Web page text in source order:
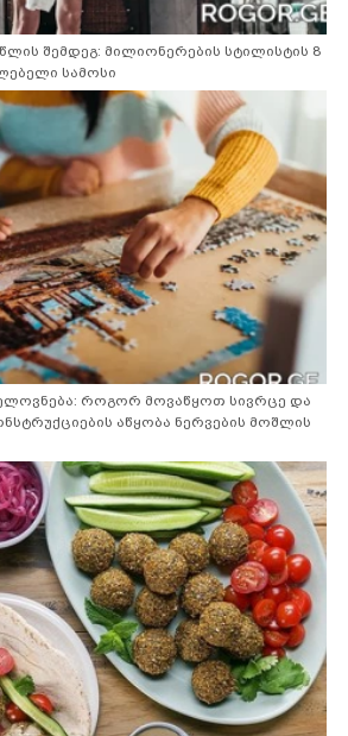
შემდეგ: მილიონერების სტილისტის 8
სამოსი
როგორ მოვაწყოთ სივრცე და
აწყობა ნერვების მოშლის